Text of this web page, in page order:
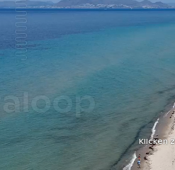
Klicken